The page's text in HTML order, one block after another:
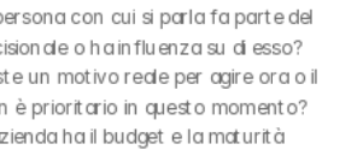
con cui si parla fa parte del
o ha influenza su di esso?
un motivo reale per agire ora o il
è prioritario in questo momento?
ha il budget e la maturità